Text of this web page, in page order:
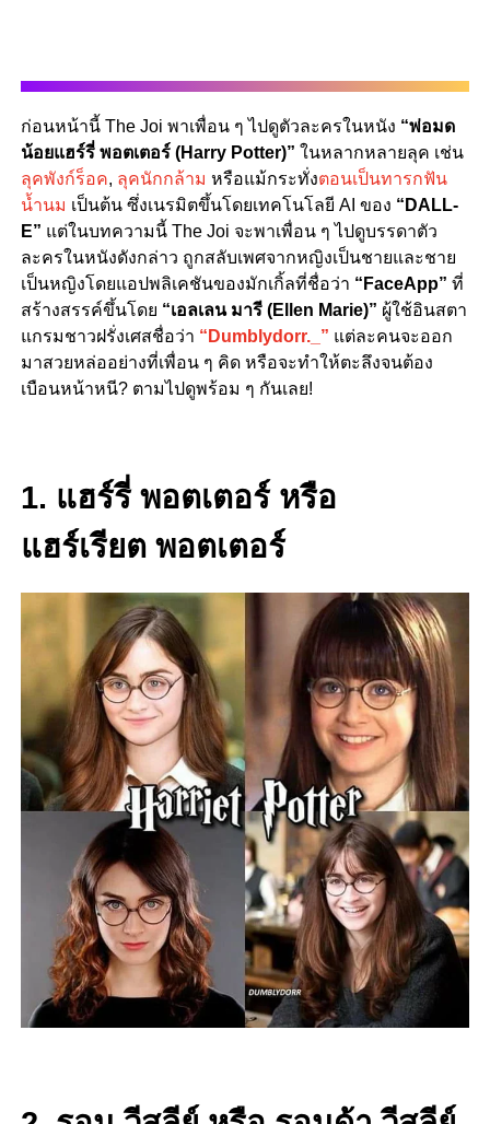
ก่อนหน้านี้ The Joi พาเพื่อน ๆ ไปดูตัวละครในหนัง “พ่อมด
น้อยแฮร์รี่ พอตเตอร์ (Harry Potter)” ในหลากหลายลุค เช่น
ลุคพังก์ร็อค, ลุคนักกล้าม หรือแม้กระทั่งตอนเป็นทารกฟัน
น้ำนม เป็นต้น ซึ่งเนรมิตขึ้นโดยเทคโนโลยี AI ของ “DALL-
E” แต่ในบทความนี้ The Joi จะพาเพื่อน ๆ ไปดูบรรดาตัว
ละครในหนังดังกล่าว ถูกสลับเพศจากหญิงเป็นชายและชาย
เป็นหญิงโดยแอปพลิเคชันของมักเกิ้ลที่ชื่อว่า “FaceApp” ที่
สร้างสรรค์ขึ้นโดย “เอลเลน มารี (Ellen Marie)” ผู้ใช้อินสตา
แกรมชาวฝรั่งเศสชื่อว่า “Dumblydorr._” แต่ละคนจะออก
มาสวยหล่ออย่างที่เพื่อน ๆ คิด หรือจะทำให้ตะลึงจนต้อง
เบือนหน้าหนี? ตามไปดูพร้อม ๆ กันเลย!
1. แฮร์รี่ พอตเตอร์ หรือ
แฮร์เรียต พอตเตอร์